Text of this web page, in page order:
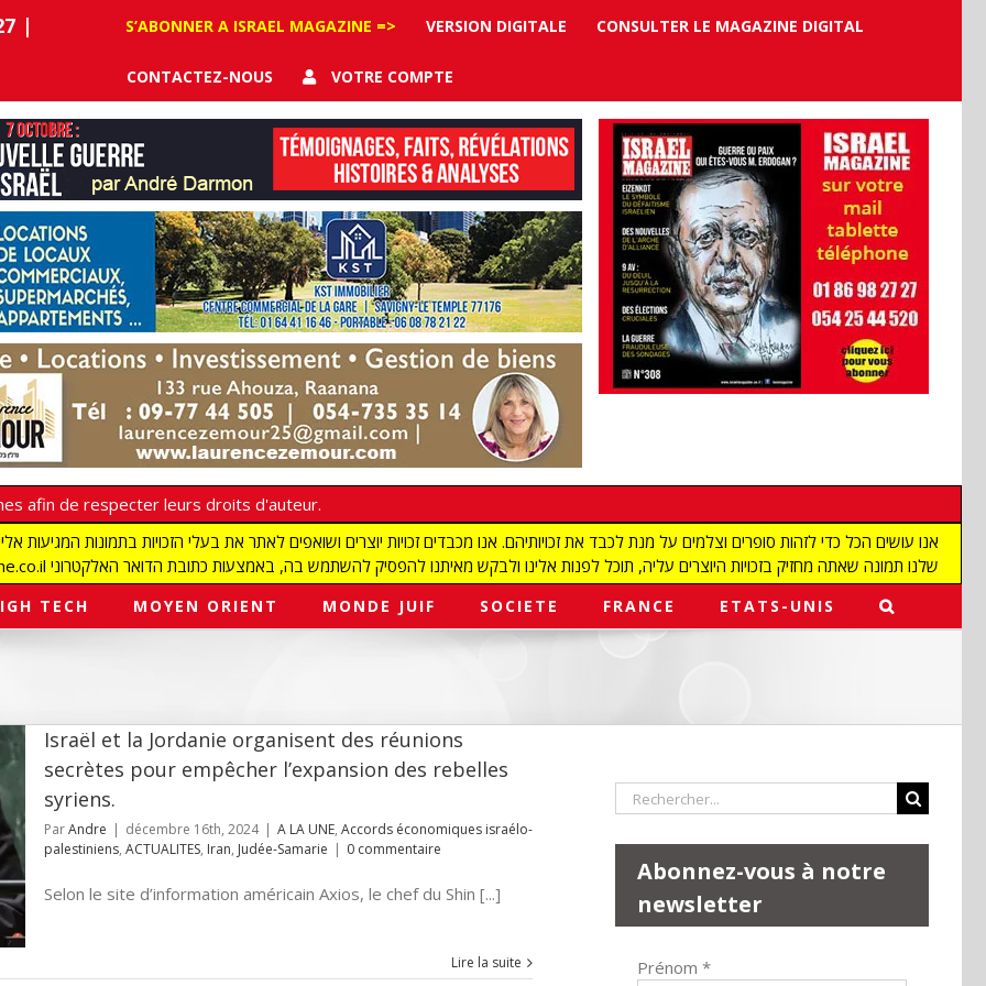
|
S’ABONNER A ISRAEL MAGAZINE => VERSION DIGITALE CONSULTER LE MAGAZINE DIGITAL
CONTACTEZ-NOUS VOTRE COMPTE
afin de respecter leurs droits d'auteur.
redaction@israelmagazine.co.il שלנו תמונה שאתה מחזיק בזכויות היוצרים עליה, תוכל לפנות אלינו ולבקש מאיתנו להפסיק להשתמש בה, באמצעות כתובת הדואר האלקטרוני
TECH MOYEN ORIENT MONDE JUIF SOCIETE FRANCE ETATS-UNIS
Israël et la Jordanie organisent des réunions
secrètes pour empêcher l’expansion des rebelles
syriens.
ParAndre | décembre 16th, 2024 | A LA UNE, Accords économiques israélo-
palestiniens, ACTUALITES, Iran, Judée-Samarie | 0 commentaire
Selon le site d’information américain Axios, le chef du Shin [...]
Lire la suite
Rechercher:
Abonnez-vous à notre
newsletter
Prénom *